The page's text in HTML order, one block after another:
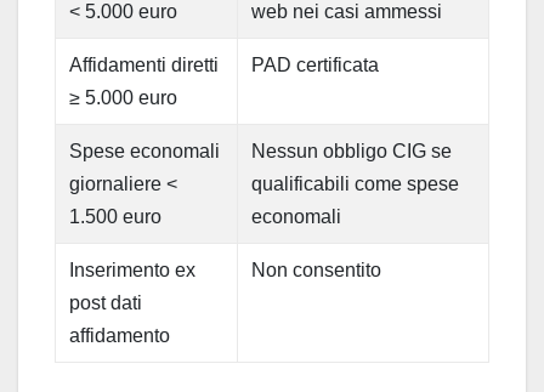
< 5.000 euro
web nei casi ammessi
Affidamenti diretti
≥ 5.000 euro
PAD certificata
Spese economali
giornaliere <
1.500 euro
Nessun obbligo CIG se
qualificabili come spese
economali
Inserimento ex
post dati
affidamento
Non consentito